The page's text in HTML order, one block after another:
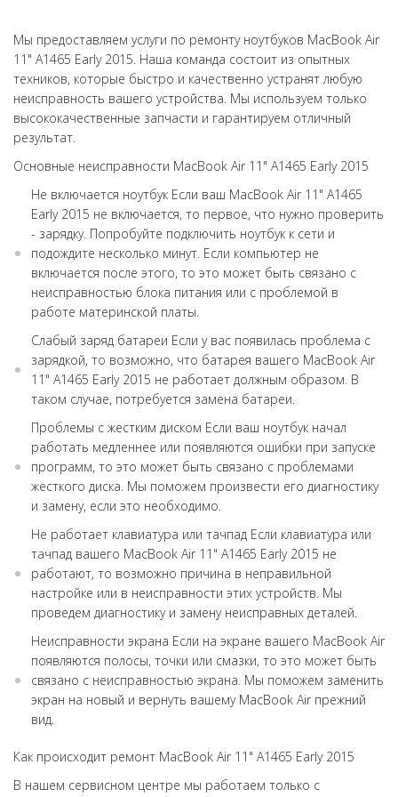
Мы предоставляем услуги по ремонту ноутбуков MacBook Air
11" А1465 Early 2015. Наша команда состоит из опытных
техников, которые быстро и качественно устранят любую
неисправность вашего устройства. Мы используем только
высококачественные запчасти и гарантируем отличный
результат.
Основные неисправности MacBook Air 11" А1465 Early 2015
Не включается ноутбук Если ваш MacBook Air 11" А1465
Early 2015 не включается, то первое, что нужно проверить
- зарядку. Попробуйте подключить ноутбук к сети и
подождите несколько минут. Если компьютер не
включается после этого, то это может быть связано с
неисправностью блока питания или с проблемой в
работе материнской платы.
Слабый заряд батареи Если у вас появилась проблема с
зарядкой, то возможно, что батарея вашего MacBook Air
11" А1465 Early 2015 не работает должным образом. В
таком случае, потребуется замена батареи.
Проблемы с жестким диском Если ваш ноутбук начал
работать медленнее или появляются ошибки при запуске
программ, то это может быть связано с проблемами
жесткого диска. Мы поможем произвести его диагностику
и замену, если это необходимо.
Не работает клавиатура или тачпад Если клавиатура или
тачпад вашего MacBook Air 11" А1465 Early 2015 не
работают, то возможно причина в неправильной
настройке или в неисправности этих устройств. Мы
проведем диагностику и замену неисправных деталей.
Неисправности экрана Если на экране вашего MacBook Air
появляются полосы, точки или смазки, то это может быть
связано с неисправностью экрана. Мы поможем заменить
экран на новый и вернуть вашему MacBook Air прежний
вид.
Как происходит ремонт MacBook Air 11" А1465 Early 2015
В нашем сервисном центре мы работаем только с